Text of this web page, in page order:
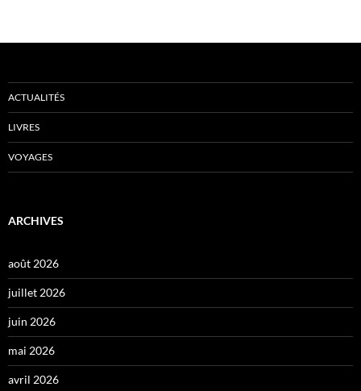
ACTUALITÉS
LIVRES
VOYAGES
ARCHIVES
août 2026
juillet 2026
juin 2026
mai 2026
avril 2026